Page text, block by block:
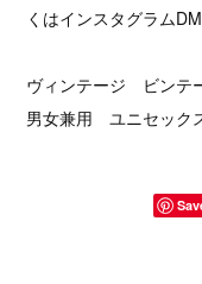
くはインスタグラム
ヴィンテージ ビン
男女兼用 ユニセック